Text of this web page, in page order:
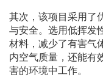
其次，该项目采用了
与安全。选用低挥发
材料，减少了有害气
内空气质量，还能有
害的环境中工作。